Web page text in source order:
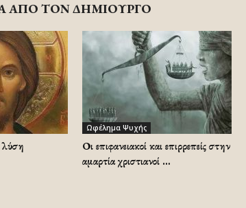
ΑΠΟ ΤΟΝ ΔΗΜΙΟΥΡΓΟ
λύση
Ωφέλημα Ψυχής
Οι επιφανειακοί και επιρρεπείς στην
αμαρτία χριστιανοί …